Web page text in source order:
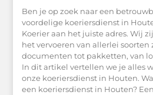
Ben je op zoek naar een
voordelige koeriersdienst in
Koerier aan het juiste adres. Wij
het vervoeren van allerlei soorten
documenten tot pakketten, van
In dit artikel vertellen we je alles
onze koeriersdienst in Houten.
een koeriersdienst in Houten?